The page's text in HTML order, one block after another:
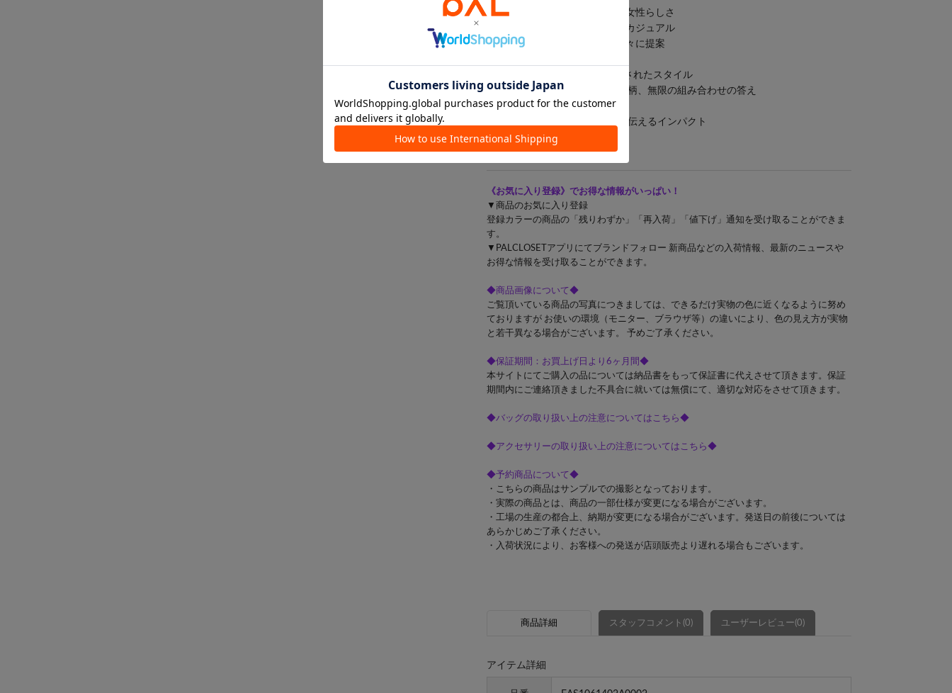
メンズライクの中より溢れ出る女性らしさ
動きのある大人の新しいニューカジュアル
自らファッションを創り出す人々に提案
SUM：統合 1枚で決まる洗練されたスタイル
SUM：総和 生地と生地、柄と柄、無限の組み合わせの答え
SUM：和 人と人、洋服
SUM：要点 デザインを明確に伝えるインパクト
《お気に入り登録》でお得な情報がいっぱい！
▼商品のお気に入り登録
登録カラーの商品の「残りわずか」「再入荷」「値下げ」通知を受け取ることができま
す。
▼PALCLOSETアプリにてブランドフォロー 新商品などの入荷情報、最新のニュースや
お得な情報を受け取ることができます。
◆商品画像について◆
ご覧頂いている商品の写真につきましては、できるだけ実物の色に近くなるように努め
ておりますが お使いの環境（モニター、ブラウザ等）の違いにより、色の見え方が実物
と若干異なる場合がございます。 予めご了承ください。
◆保証期間：お買上げ日より6ヶ月間◆
本サイトにてご購入の品については納品書をもって保証書に代えさせて頂きます。保証
期間内にご連絡頂きました不具合に就いては無償にて、適切な対応をさせて頂きます。
◆バッグの取り扱い上の注意についてはこちら◆
◆アクセサリーの取り扱い上の注意についてはこちら◆
◆予約商品について◆
・こちらの商品はサンプルでの撮影となっております。
・実際の商品とは、商品の一部仕様が変更になる場合がございます。
・工場の生産の都合上、納期が変更になる場合がございます。発送日の前後については
あらかじめご了承ください。
・入荷状況により、お客様への発送が店頭販売より遅れる場合もございます。
商品詳細 スタッフコメント(0) ユーザーレビュー(0)
アイテム詳細